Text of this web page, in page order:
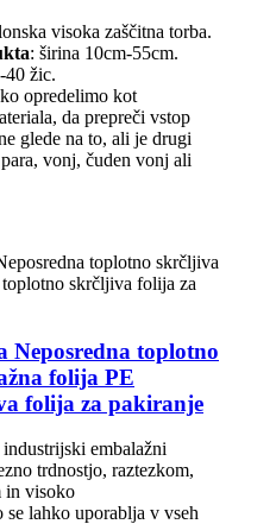
visoka zaščitna torba.
: širina 10cm-55cm.
40 žic.
opredelimo kot
da prepreči vstop
glede na to, ali je drugi
vonj, čuden vonj ali
Neposredna toplotno
folija PE
folija za pakiranje
embalažni
trdnostjo, raztezkom,
in visoko
se lahko uporablja v vseh